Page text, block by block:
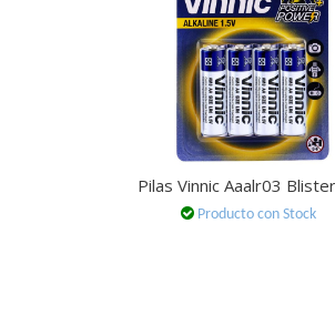
Pilas Vinnic Aaalr03
Producto con Stock